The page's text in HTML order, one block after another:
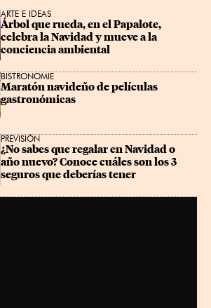
ARTE E IDEAS
Árbol que rueda, en el Papalote,
celebra la Navidad y mueve a la
conciencia ambiental
BISTRONOMIE
Maratón navideño de películas
gastronómicas
PREVISIÓN
¿No sabes que regalar en Navidad o
año nuevo? Conoce cuáles son los 3
seguros que deberías tener